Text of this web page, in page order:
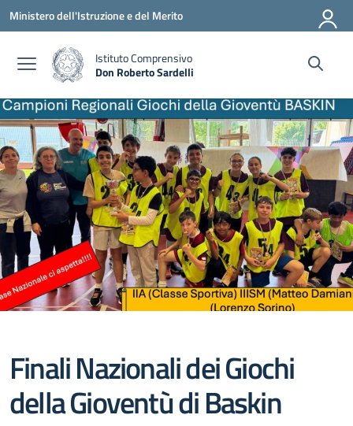
Vai ai contenuti
Vai al menu di navigazione
Vai al footer
Ministero dell'Istruzione e del Merito
Istituto Comprensivo
Don Roberto Sardelli
Finali Nazionali dei Giochi
della Gioventù di Baskin